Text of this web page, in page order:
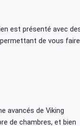
est présenté avec
de vous faire
avancés de Viking
de chambres, et bien